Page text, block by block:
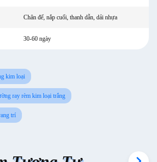
Chân đế, nắp cuối, thanh dẫn, dải nhựa
30-60 ngày
kim loại
ray rèm kim loại trắng
trí